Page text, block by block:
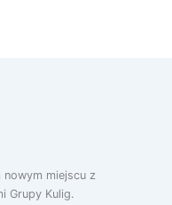
nowym miejscu z
Grupy Kulig.